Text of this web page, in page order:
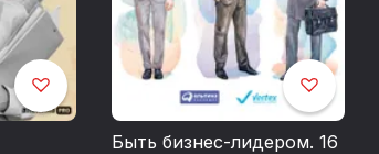
Быть бизнес-лидером. 16